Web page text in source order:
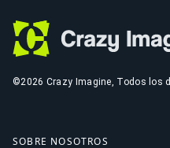
©2026 Crazy Imagine, Todos los
SOBRE NOSOTROS